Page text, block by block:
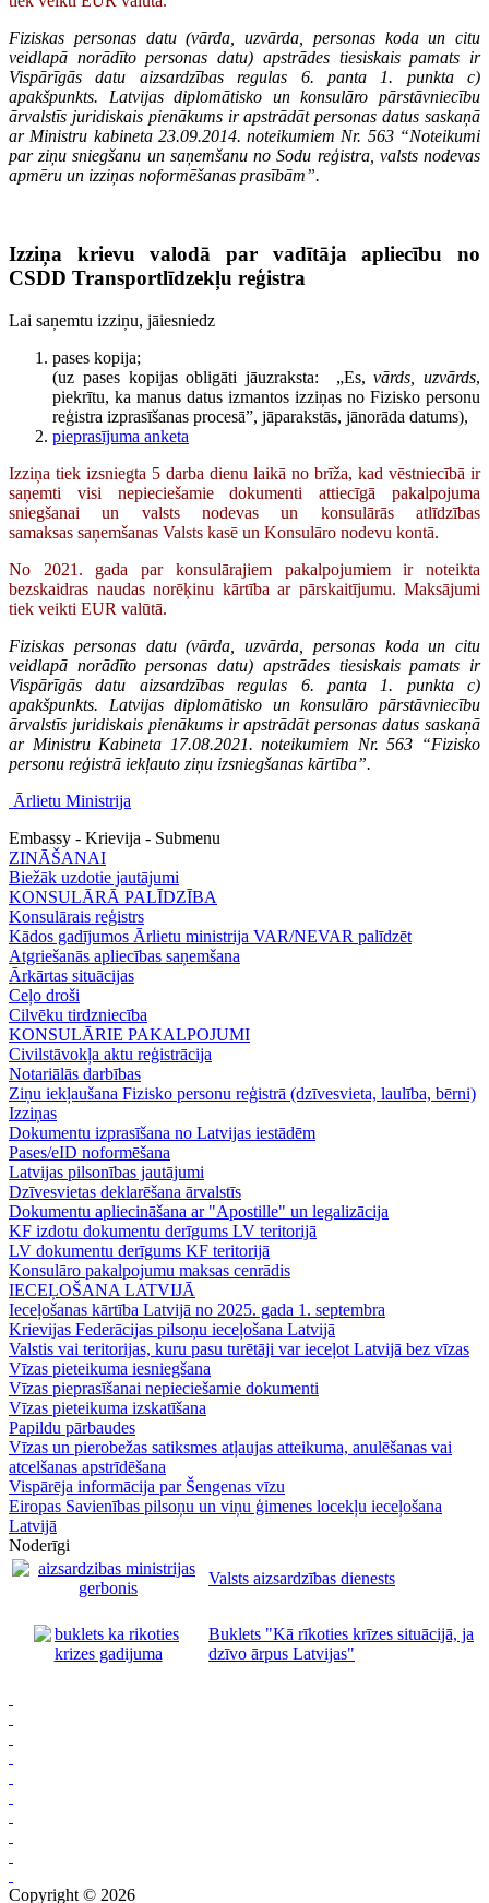
Fiziskas personas datu (vārda, uzvārda, personas koda un citu
veidlapā norādīto personas datu) apstrādes tiesiskais pamats ir
Vispārīgās datu aizsardzības regulas 6. panta 1. punkta c)
apakšpunkts. Latvijas diplomātisko un konsulāro pārstāvniecību
ārvalstīs juridiskais pienākums ir apstrādāt personas datus saskaņā
ar Ministru kabineta 23.09.2014. noteikumiem Nr. 563 “Noteikumi
par ziņu sniegšanu un saņemšanu no Sodu reģistra, valsts nodevas
apmēru un izziņas noformēšanas prasībām”.
Izziņa krievu valodā par vadītāja apliecību no
CSDD Transportlīdzekļu reģistra
Lai saņemtu izziņu, jāiesniedz
pases kopija;
(uz pases kopijas obligāti jāuzraksta: „Es,vārds, uzvārds,
piekrītu, ka manus datus izmantos izziņas no Fizisko personu
reģistra izprasīšanas procesā”, jāparakstās, jānorāda datums),
pieprasījuma anketa
Izziņa tiek izsniegta 5 darba dienu laikā no brīža, kad vēstniecībā ir
saņemti visi nepieciešamie dokumenti attiecīgā pakalpojuma
sniegšanai un valsts nodevas un konsulārās atlīdzības
samaksas saņemšanas Valsts kasē un Konsulāro nodevu kontā.
No 2021. gada par konsulārajiem pakalpojumiem ir noteikta
bezskaidras naudas norēķinu kārtība ar pārskaitījumu. Maksājumi
tiek veikti EUR valūtā.
Fiziskas personas datu (vārda, uzvārda, personas koda un citu
veidlapā norādīto personas datu) apstrādes tiesiskais pamats ir
Vispārīgās datu aizsardzības regulas 6. panta 1. punkta c)
apakšpunkts. Latvijas diplomātisko un konsulāro pārstāvniecību
ārvalstīs juridiskais pienākums ir apstrādāt personas datus saskaņā
ar Ministru Kabineta 17.08.2021. noteikumiem Nr. 563 “Fizisko
personu reģistrā iekļauto ziņu izsniegšanas kārtība”.
Ārlietu Ministrija
Embassy - Krievija - Submenu
ZINĀŠANAI
Biežāk uzdotie jautājumi
KONSULĀRĀ PALĪDZĪBA
Konsulārais reģistrs
Kādos gadījumos Ārlietu ministrija VAR/NEVAR palīdzēt
Atgriešanās apliecības saņemšana
Ārkārtas situācijas
Ceļo droši
Cilvēku tirdzniecība
KONSULĀRIE PAKALPOJUMI
Civilstāvokļa aktu reģistrācija
Notariālās darbības
Ziņu iekļaušana Fizisko personu reģistrā (dzīvesvieta, laulība, bērni)
Izziņas
Dokumentu izprasīšana no Latvijas iestādēm
Pases/eID noformēšana
Latvijas pilsonības jautājumi
Dzīvesvietas deklarēšana ārvalstīs
Dokumentu apliecināšana ar "Apostille" un legalizācija
KF izdotu dokumentu derīgums LV teritorijā
LV dokumentu derīgums KF teritorijā
Konsulāro pakalpojumu maksas cenrādis
IECEĻOŠANA LATVIJĀ
Ieceļošanas kārtība Latvijā no 2025. gada 1. septembra
Krievijas Federācijas pilsoņu ieceļošana Latvijā
Valstis vai teritorijas, kuru pasu turētāji var ieceļot Latvijā bez vīzas
Vīzas pieteikuma iesniegšana
Vīzas pieprasīšanai nepieciešamie dokumenti
Vīzas pieteikuma izskatīšana
Papildu pārbaudes
Vīzas un pierobežas satiksmes atļaujas atteikuma, anulēšanas vai
atcelšanas apstrīdēšana
Vispārēja informācija par Šengenas vīzu
Eiropas Savienības pilsoņu un viņu ģimenes locekļu ieceļošana
Latvijā
Noderīgi
Valsts aizsardzības dienests
Buklets "Kā rīkoties krīzes situācijā, ja
dzīvo ārpus Latvijas"
Copyright © 2026